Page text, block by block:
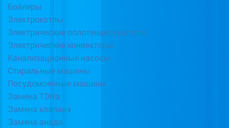
Бойлеры
Электрокотлы
Электрические полотенцесушители
Электрические конвекторы
Канализационные насосы
Стиральные машины
Посудомоечные машины
Замена ТЭНа
Замена клапана
Замена анода